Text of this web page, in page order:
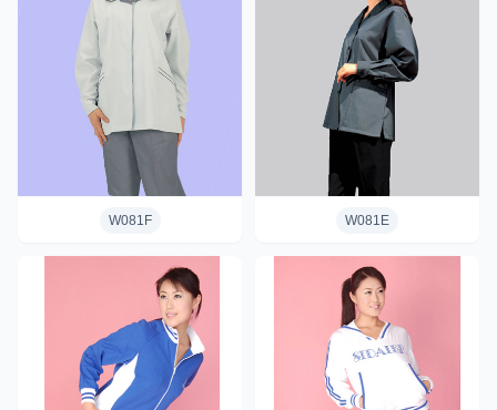
W081F W081E